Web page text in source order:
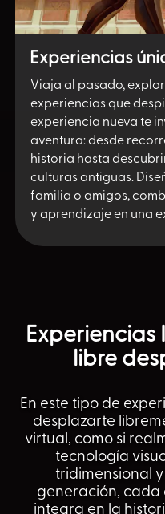
Experiencias ún
Viaja al pasado,
experiencias que
experiencia nueva te
aventura: desde
historia hasta
culturas antiguas.
familia o amigos,
y aprendizaje en una
Experiencias
libre
En este tipo de
desplazarte
virtual, como si
tecnología
tridimensional
generación, cada
integra en la